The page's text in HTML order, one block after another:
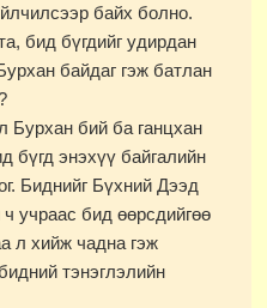
байх болно.
бид бүгдийг удирдан
байдаг гэж батлан
Бурхан бий ба ганцхан
бүгд энэхүү байгалийн
Биднийг Бүхний Дээд
учраас бид өөрсдийгөө
л хийж чадна гэж
тэнэглэлийн